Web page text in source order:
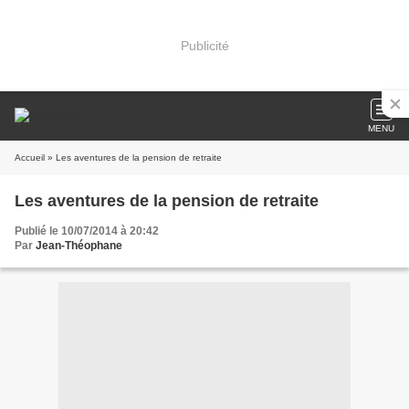
Publicité
MENU
Accueil » Les aventures de la pension de retraite
Les aventures de la pension de retraite
Publié le 10/07/2014 à 20:42
Par Jean-Théophane